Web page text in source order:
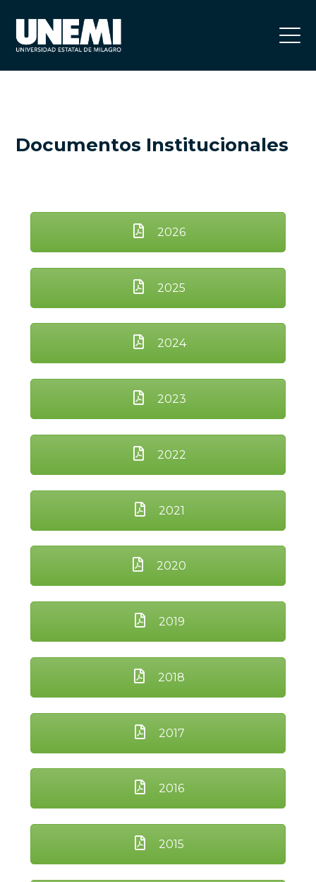
Documentos Institucionales
2026
2025
2024
2023
2022
2021
2020
2019
2018
2017
2016
2015